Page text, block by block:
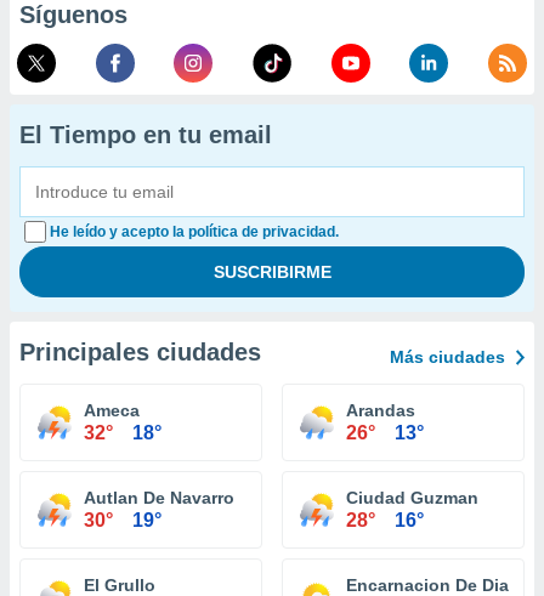
Síguenos
El Tiempo en tu email
He leído y acepto la política de privacidad.
Principales ciudades Más ciudades
Ameca
32° 18°
Arandas
26° 13°
Autlan De Navarro
30° 19°
Ciudad Guzman
28° 16°
El Grullo Encarnacion De Diaz